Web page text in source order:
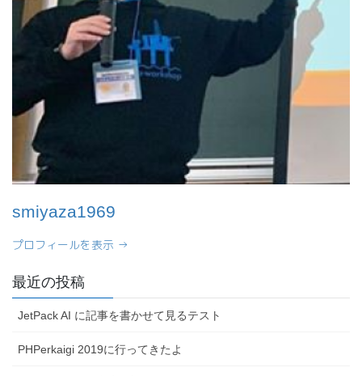
smiyaza1969
プロフィールを表示 →
最近の投稿
JetPack AI に記事を書かせて見るテスト
PHPerkaigi 2019に行ってきたよ